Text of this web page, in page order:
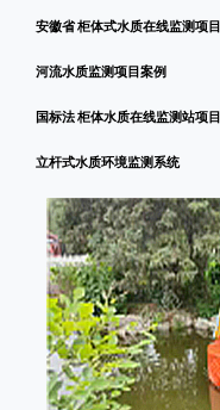
安徽省 柜体式水质在线监测项目
河流水质监测项目案例
国标法 柜体水质在线监测站项目
立杆式水质环境监测系统